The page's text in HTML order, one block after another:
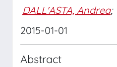
DALL'ASTA, Andrea;
2015-01-01
Abstract